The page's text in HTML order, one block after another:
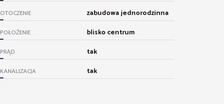
OTOCZENIE zabudowa jednorodzinna
POŁOŻENIE blisko centrum
PRĄD tak
KANALIZACJA tak